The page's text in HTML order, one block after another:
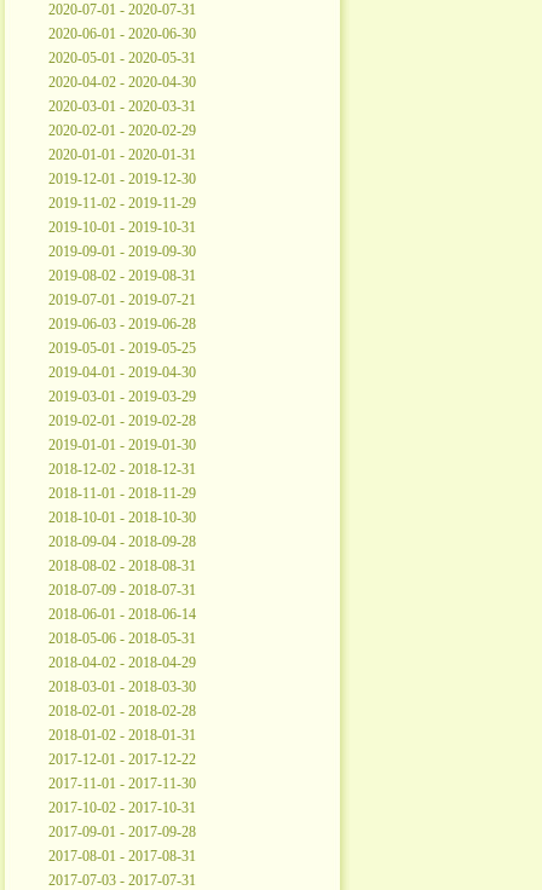
2020-07-01 - 2020-07-31
2020-06-01 - 2020-06-30
2020-05-01 - 2020-05-31
2020-04-02 - 2020-04-30
2020-03-01 - 2020-03-31
2020-02-01 - 2020-02-29
2020-01-01 - 2020-01-31
2019-12-01 - 2019-12-30
2019-11-02 - 2019-11-29
2019-10-01 - 2019-10-31
2019-09-01 - 2019-09-30
2019-08-02 - 2019-08-31
2019-07-01 - 2019-07-21
2019-06-03 - 2019-06-28
2019-05-01 - 2019-05-25
2019-04-01 - 2019-04-30
2019-03-01 - 2019-03-29
2019-02-01 - 2019-02-28
2019-01-01 - 2019-01-30
2018-12-02 - 2018-12-31
2018-11-01 - 2018-11-29
2018-10-01 - 2018-10-30
2018-09-04 - 2018-09-28
2018-08-02 - 2018-08-31
2018-07-09 - 2018-07-31
2018-06-01 - 2018-06-14
2018-05-06 - 2018-05-31
2018-04-02 - 2018-04-29
2018-03-01 - 2018-03-30
2018-02-01 - 2018-02-28
2018-01-02 - 2018-01-31
2017-12-01 - 2017-12-22
2017-11-01 - 2017-11-30
2017-10-02 - 2017-10-31
2017-09-01 - 2017-09-28
2017-08-01 - 2017-08-31
2017-07-03 - 2017-07-31